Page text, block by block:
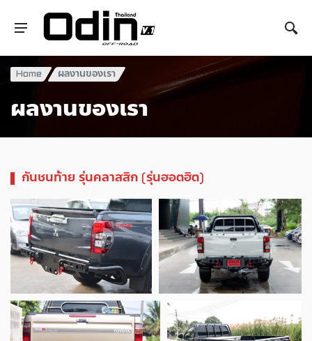
Home ผลงานของเรา
ผลงานของเรา
กันชนท้าย รุ่นคลาสสิก (รุ่นฮอตฮิต)